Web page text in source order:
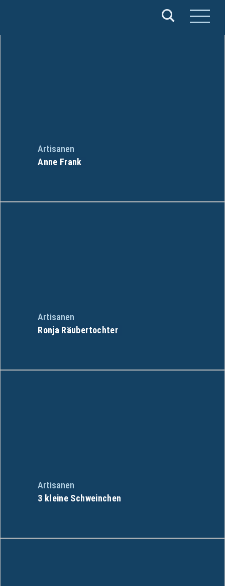
Artisanen
Anne Frank
Artisanen
Ronja Räubertochter
Artisanen
3 kleine Schweinchen